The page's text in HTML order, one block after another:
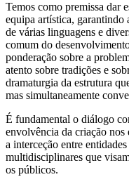
Temos como premissa dar
equipa artística, garantindo
de várias linguagens e
comum do
ponderação sobre a
atento sobre tradições e
dramaturgia da estrutura
mas simultaneamente
É fundamental o diálogo
envolvência da criação nos
a interceção entre
multidisciplinares que
os públicos.